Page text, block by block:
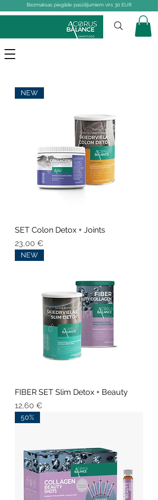
Bezmaksas piegāde pasūtījumiem virs 30 EUR
NEW
SET Colon Detox + Joints
Cena
23,00 €
NEW
FIBER SET Slim Detox + Beauty
Cena
12,60 €
50%